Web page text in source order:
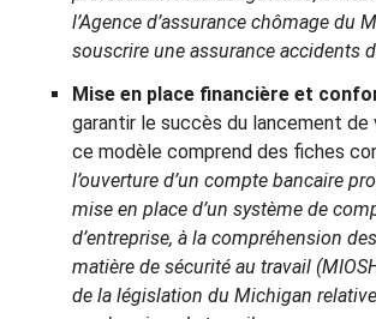
l’Agence d’assurance chômage du
souscrire une assurance accidents
Mise en place financière et
garantir le succès du lancement
ce modèle comprend des fiches
l’ouverture d’un compte bancaire
mise en place d’un système de
d’entreprise, à la compréhension
matière de sécurité au travail
de la législation du Michigan